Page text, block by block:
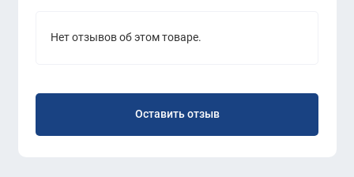
Нет отзывов об этом товаре.
Оставить отзыв